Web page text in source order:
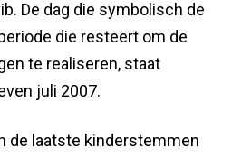
De dag die symbolisch de
die resteert om de
te realiseren, staat
juli 2007.
de laatste kinderstemmen